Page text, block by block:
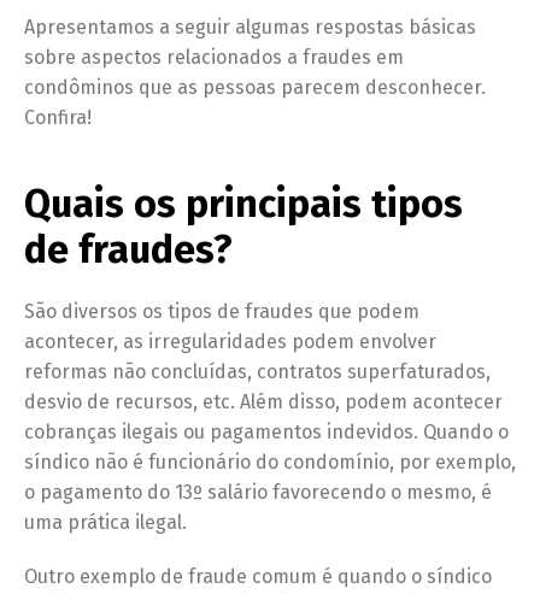
Apresentamos a seguir algumas respostas básicas
sobre aspectos relacionados a fraudes em
condôminos que as pessoas parecem desconhecer.
Confira!
Quais os principais tipos
de fraudes?
São diversos os tipos de fraudes que podem
acontecer, as irregularidades podem envolver
reformas não concluídas, contratos superfaturados,
desvio de recursos, etc. Além disso, podem acontecer
cobranças ilegais ou pagamentos indevidos. Quando o
síndico não é funcionário do condomínio, por exemplo,
o pagamento do 13º salário favorecendo o mesmo, é
uma prática ilegal.
Outro exemplo de fraude comum é quando o síndico